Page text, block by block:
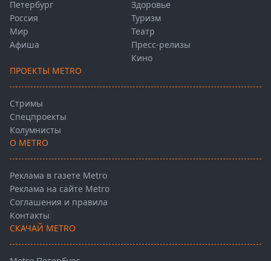
Петербург
Россия
Мир
Афиша
Здоровье
Туризм
Театр
Пресс-релизы
Кино
ПРОЕКТЫ METRO
Стримы
Спецпроекты
Колумнисты
О METRO
Реклама в газете Metro
Реклама на сайте Metro
Соглашения и правила
Контакты
СКАЧАЙ METRO